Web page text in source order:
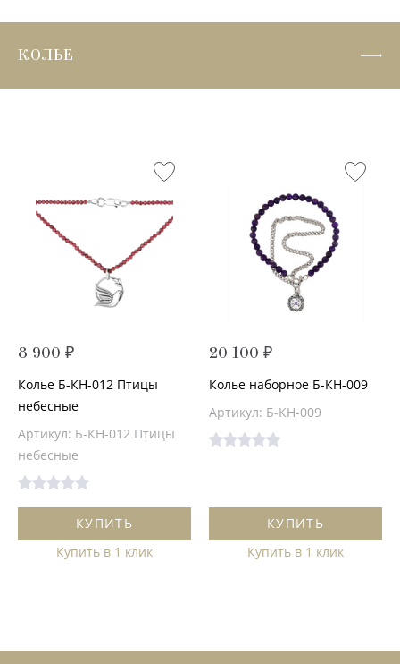
КОЛЬЕ
8 900 ₽
Колье Б-КН-012 Птицы
небесные
Артикул: Б-КН-012 Птицы
небесные
КУПИТЬ
Купить в 1 клик
20 100 ₽
Колье наборное Б-КН-009
Артикул: Б-КН-009
КУПИТЬ
Купить в 1 клик